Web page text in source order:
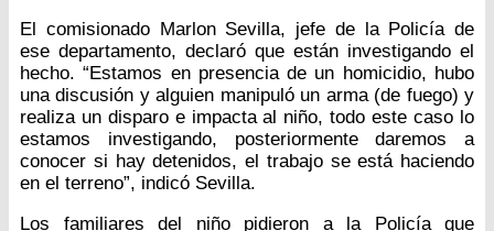
El comisionado Marlon Sevilla, jefe de la Policía de
ese departamento, declaró que están investigando el
hecho. “Estamos en presencia de un homicidio, hubo
una discusión y alguien manipuló un arma (de fuego) y
realiza un disparo e impacta al niño, todo este caso lo
estamos investigando, posteriormente daremos a
conocer si hay detenidos, el trabajo se está haciendo
en el terreno”, indicó Sevilla.
Los familiares del niño pidieron a la Policía que